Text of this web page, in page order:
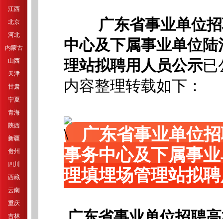
江西
北京
河北
内蒙古
山西
天津
甘肃
宁夏
青海
陕西
新疆
贵州
四川
西藏
云南
重庆
吉林
广东省事业单位
中心及下属事业单位
理站拟聘用人员公示已
内容整理转载如下：
广东省事业单位
事务中心及下属事
理填埋场管理站拟